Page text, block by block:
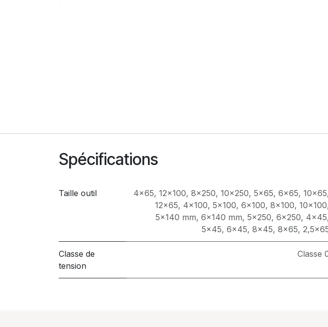
Spécifications
Taille outil 4x65, 12x100, 8x250, 10x250, 5x65, 6x65, 10x65
12x65, 4x100, 5x100, 6x100, 8x100, 10x100
5x140 mm, 6x140 mm, 5x250, 6x250, 4x45
5x45, 6x45, 8x45, 8x65,
Classe de
tension
Classe